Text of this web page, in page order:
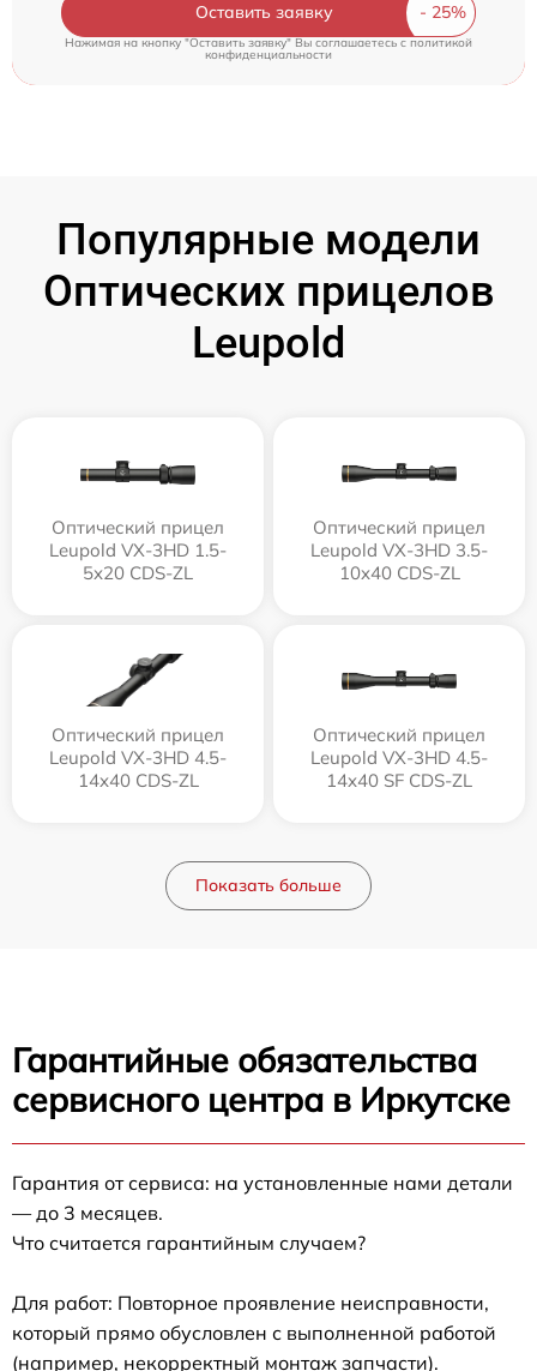
Оставить заявку
Нажимая на кнопку "Оставить заявку" Вы соглашаетесь cполитикой
конфиденциальности
Популярные модели
Оптических прицелов
Leupold
Оптический прицел
Leupold VX-3HD 1.5-
5x20 CDS-ZL
Оптический прицел
Leupold VX-3HD 3.5-
10x40 CDS-ZL
Оптический прицел
Leupold VX-3HD 4.5-
14x40 CDS-ZL
Оптический прицел
Leupold VX-3HD 4.5-
14x40 SF CDS-ZL
Показать больше
Гарантийные обязательства
сервисного центра в Иркутске
Гарантия от сервиса: на установленные нами детали
— до 3 месяцев.
Что считается гарантийным случаем?
Для работ: Повторное проявление неисправности,
который прямо обусловлен с выполненной работой
(например, некорректный монтаж запчасти).